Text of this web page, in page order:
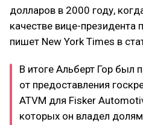
долларов в 2000 году,
качестве вице-президента
пишет New York Times в
В итоге Альберт Гор
от предоставления
ATVM для Fisker
которых он владел